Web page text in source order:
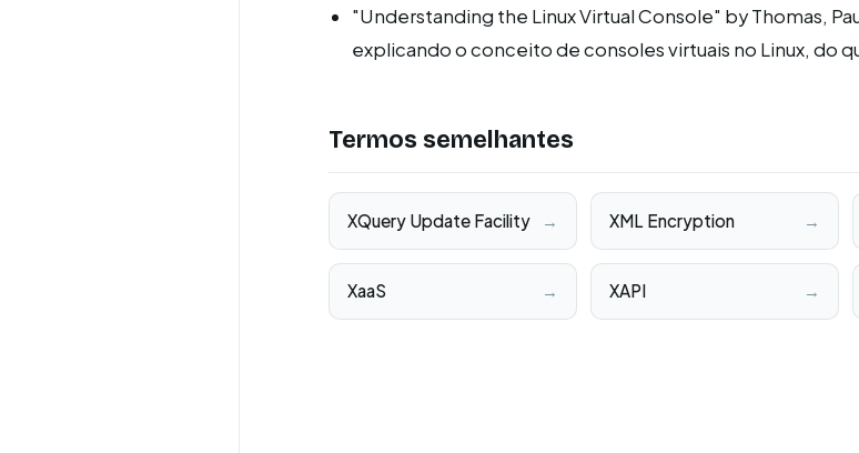
"Understanding the Linux Virtual Console" by Thomas,
explicando o conceito de consoles virtuais no Linux, do
Termos semelhantes
XQuery Update Facility → XML Encryption →
XaaS → XAPI →